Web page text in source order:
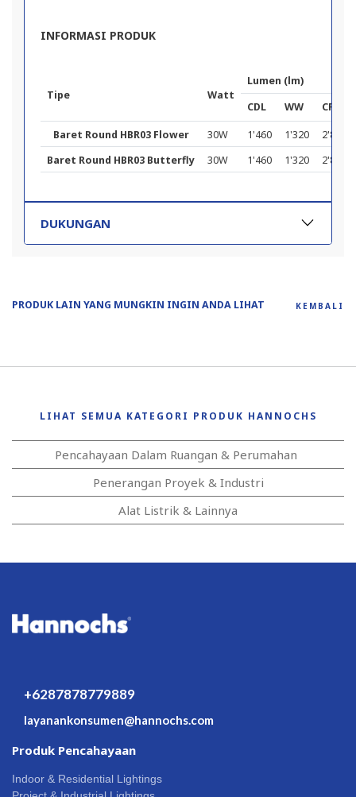
INFORMASI PRODUK
Tipe Watt
Lumen (lm)
CDL
WW CF
Baret Round HBR03 Flower 30W 1'460 1'320
2'800
Baret Round HBR03 Butterfly
30W 1'460 1'320 2'860
DUKUNGAN
PRODUK LAIN YANG MUNGKIN INGIN ANDA LIHAT KEMBALI
LIHAT SEMUA KATEGORI PRODUK HANNOCHS
Pencahayaan Dalam Ruangan & Perumahan
Penerangan Proyek & Industri
Alat Listrik & Lainnya
+6287878779889
layanankonsumen@hannochs.com
Produk Pencahayaan
Indoor & Residential Lightings